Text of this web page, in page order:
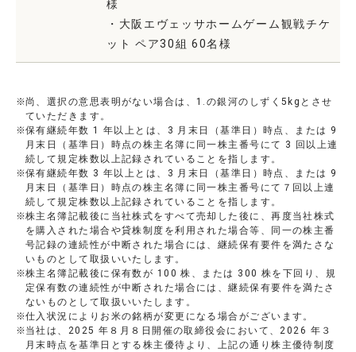
様
・大阪エヴェッサホームゲーム観戦チケ
ット ペア30組 60名様
尚、選択の意思表明がない場合は、1.の銀河のしずく5kgとさせ
ていただきます。
保有継続年数 1 年以上とは、3 月末日（基準日）時点、または 9
月末日（基準日）時点の株主名簿に同一株主番号にて 3 回以上連
続して規定株数以上記録されていることを指します。
保有継続年数 3 年以上とは、3 月末日（基準日）時点、または 9
月末日（基準日）時点の株主名簿に同一株主番号にて７回以上連
続して規定株数以上記録されていることを指します。
株主名簿記載後に当社株式をすべて売却した後に、再度当社株式
を購入された場合や貸株制度を利用された場合等、同一の株主番
号記録の連続性が中断された場合には、継続保有要件を満たさな
いものとして取扱いいたします。
株主名簿記載後に保有数が 100 株、または 300 株を下回り、規
定保有数の連続性が中断された場合には、継続保有要件を満たさ
ないものとして取扱いいたします。
仕入状況によりお米の銘柄が変更になる場合がございます。
当社は、2025 年８月８日開催の取締役会において、2026 年３
月末時点を基準日とする株主優待より、上記の通り株主優待制度